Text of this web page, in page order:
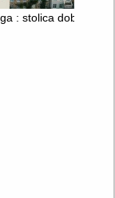
: stolica dobrego